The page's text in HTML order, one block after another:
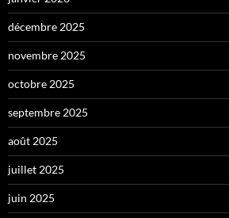
décembre 2025
novembre 2025
octobre 2025
septembre 2025
août 2025
juillet 2025
juin 2025